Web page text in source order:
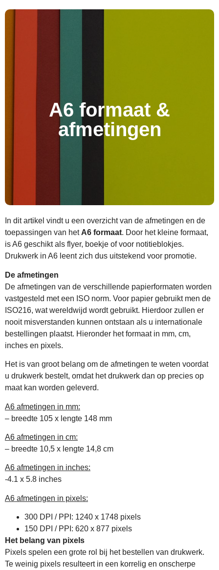
A6 formaat &
afmetingen
In dit artikel vindt u een overzicht van de afmetingen en de
toepassingen van hetA6 formaat. Door het kleine formaat,
is A6 geschikt als flyer, boekje of voor notitieblokjes.
Drukwerk in A6 leent zich dus uitstekend voor promotie.
De afmetingen
De afmetingen van de verschillende papierformaten worden
vastgesteld met een ISO norm. Voor papier gebruikt men de
ISO216, wat wereldwijd wordt gebruikt. Hierdoor zullen er
nooit misverstanden kunnen ontstaan als u internationale
bestellingen plaatst. Hieronder het formaat in mm, cm,
inches en pixels.
Het is van groot belang om de afmetingen te weten voordat
u drukwerk bestelt, omdat het drukwerk dan op precies op
maat kan worden geleverd.
A6 afmetingen in mm:
– breedte 105 x lengte 148 mm
A6 afmetingen in cm:
– breedte 10,5 x lengte 14,8 cm
A6 afmetingen in inches:
-4.1 x 5.8 inches
A6 afmetingen in pixels:
300 DPI / PPI: 1240 x 1748 pixels
150 DPI / PPI: 620 x 877 pixels
Het belang van pixels
Pixels spelen een grote rol bij het bestellen van drukwerk.
Te weinig pixels resulteert in een korrelig en onscherpe